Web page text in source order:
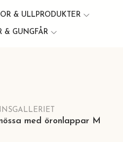
& ULLPRODUKTER
& GUNGFÅR
med öronlappar M